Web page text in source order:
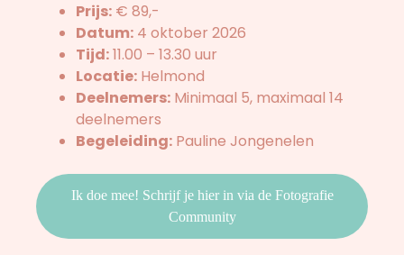
Prijs: € 89,-
Datum: 4 oktober 2026
Tijd:11.00 – 13.30 uur
Locatie: Helmond
Deelnemers: Minimaal 5, maximaal 14
deelnemers
Begeleiding: Pauline Jongenelen
Ik doe mee! Schrijf je hier in via de Fotografie
Community